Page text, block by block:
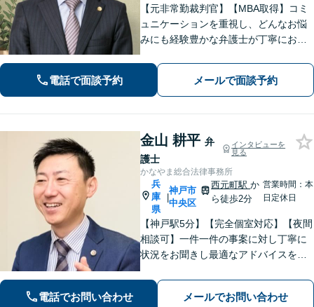
【元非常勤裁判官】【MBA取得】コミ
ュニケーションを重視し、どんなお悩
みにも経験豊かな弁護士が丁寧にお応
定規的ではなく、法律を用いて人間の
「感情」を、いかに解決に導くかを大
電話で面談予約 メールで面談予約
金山 耕平 弁
護士
インタビューを
見る
かなやま総合法律事務所
兵
庫
県
|
神戸市
中央区
西元町駅か
ら徒歩2分
営業時間：本
日定休日
【神戸駅5分】【完全個室対応】【夜間
相談可】一件一件の事案に対し丁寧に
状況をお聞きし最適なアドバイスを提
注力「離婚問題：協議から裁判まで一
貫した依頼者利益の追求」「相続問
電話でお問い合わせ メールでお問い合わせ